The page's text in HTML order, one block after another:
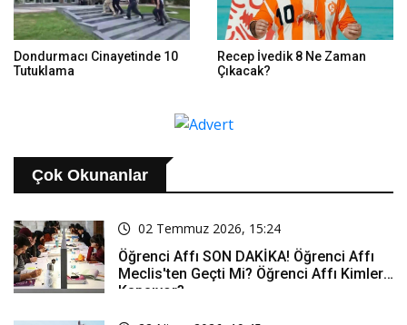
Dondurmacı Cinayetinde 10
Tutuklama
Recep İvedik 8 Ne Zaman
Çıkacak?
Çok Okunanlar
02 Temmuz 2026, 15:24
Öğrenci Affı SON DAKİKA! Öğrenci Affı
Meclis'ten Geçti Mi? Öğrenci Affı Kimleri
Kapsıyor?